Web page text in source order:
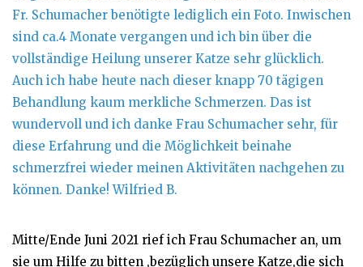
Mitte/Ende Juni 2021 rief ich Frau Schumacher an, um
sie um Hilfe zu bitten ,bezüglich unsere Katze,die sich